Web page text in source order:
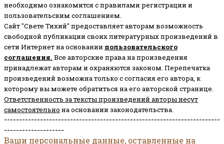
необходимо ознакомится с правилами регистрации и
пользовательским соглашением.
Сайт "Свете Тихий" предоставляет авторам возможность
свободной публикации своих литературных произведений в
сети Интернет на основании пользовательского
соглашения. Все авторские права на произведения
принадлежат авторам и охраняются законом. Перепечатка
произведений возможна только с согласия его автора, к
которому вы можете обратиться на его авторской странице.
Ответственность за тексты произведений авторы несут
самостоятельно на основании законодательства.
------------------------------------------------------------------------
--------------------
Ваши персональные данные, оставленные на